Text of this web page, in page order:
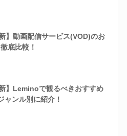
】動画配信サービス(VOD)のお
底比較！
】Leminoで観るべきおすすめ
ャンル別に紹介！